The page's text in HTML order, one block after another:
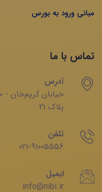
مبانی ورود به بورس
تماس با ما
آدرس
خیابان‌ کریم‌‌خان -
پلاک 21
تلفن
021-91005556
ایمیل
info@nibi.ir